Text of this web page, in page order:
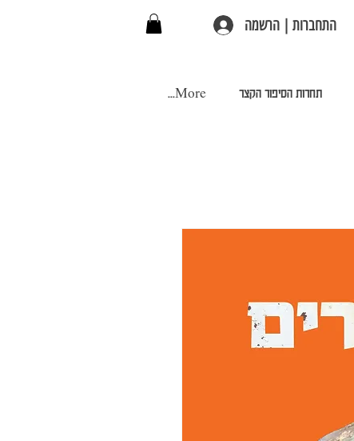
התחברות | הרשמה
תחרות הסיפור הקצר More...